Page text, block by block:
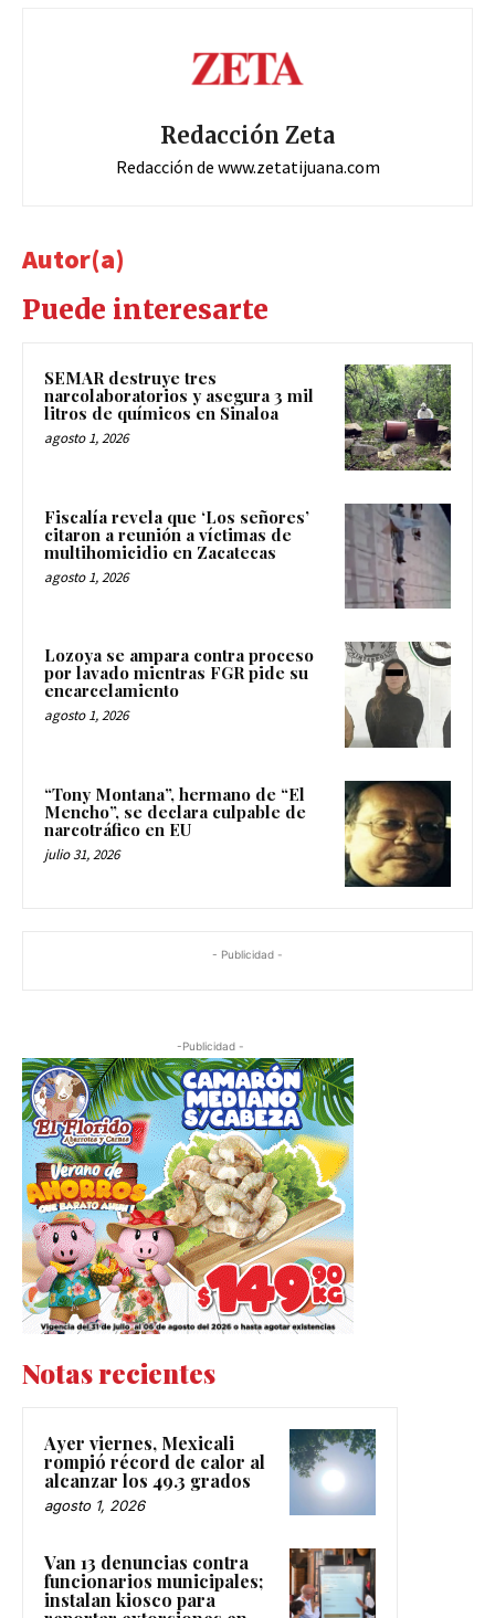
Redacción Zeta
Redacción de www.zetatijuana.com
Autor(a)
Puede interesarte
SEMAR destruye tres
narcolaboratorios y asegura 3 mil
litros de químicos en Sinaloa
agosto 1, 2026
Fiscalía revela que ‘Los señores’
citaron a reunión a víctimas de
multihomicidio en Zacatecas
agosto 1, 2026
Lozoya se ampara contra proceso
por lavado mientras FGR pide su
encarcelamiento
agosto 1, 2026
“Tony Montana”, hermano de “El
Mencho”, se declara culpable de
narcotráfico en EU
julio 31, 2026
- Publicidad -
-Publicidad -
Notas recientes
Ayer viernes, Mexicali
rompió récord de calor al
alcanzar los 49.3 grados
agosto 1, 2026
Van 13 denuncias contra
funcionarios municipales;
instalan kiosco para